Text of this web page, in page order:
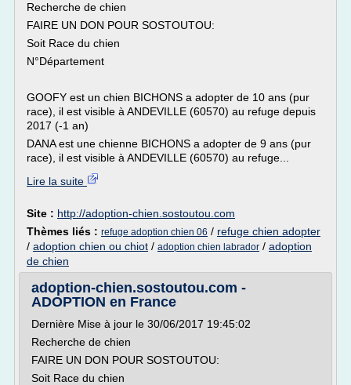
Recherche de chien
FAIRE UN DON POUR SOSTOUTOU:
Soit Race du chien
N°Département
GOOFY est un chien BICHONS a adopter de 10 ans (pur
race), il est visible à ANDEVILLE (60570) au refuge depuis
2017 (-1 an)
DANA est une chienne BICHONS a adopter de 9 ans (pur
race), il est visible à ANDEVILLE (60570) au refuge...
Lire la suite
Site : http://adoption-chien.sostoutou.com
Thèmes liés : refuge adoption chien 06 / refuge chien adopter
/ adoption chien ou chiot / adoption chien labrador / adoption
de chien
adoption-chien.sostoutou.com -
ADOPTION en France
Dernière Mise à jour le 30/06/2017 19:45:02
Recherche de chien
FAIRE UN DON POUR SOSTOUTOU:
Soit Race du chien